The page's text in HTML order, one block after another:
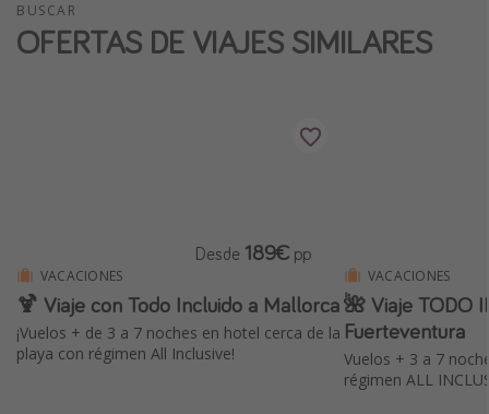
BUSCAR
OFERTAS DE VIAJES SIMILARES
VACACIONES
🍹 Viaje con Todo Incluido a Mallorca
¡Vuelos + de 3 a 7 noches en hotel cerca de la
playa con régimen All Inclusive!
Desde 189€ pp
VACACIONES
🌺 Viaje TODO
Fuerteventura
Vuelos + 3 a 7
régimen ALL